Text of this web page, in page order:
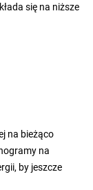
się na niższe
na bieżąco
na
by jeszcze